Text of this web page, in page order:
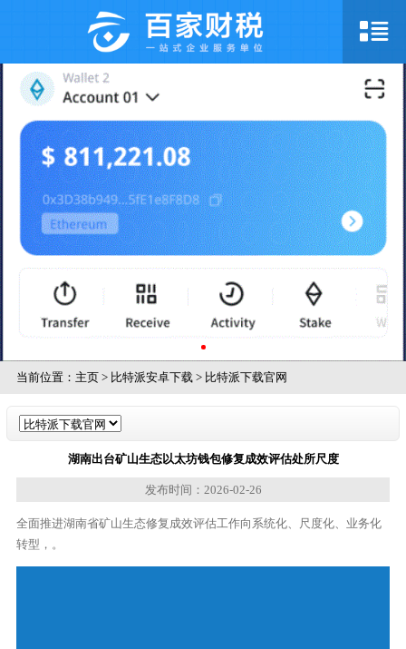
当前位置： 主页> 比特派安卓下载 > 比特派下载官网
湖南出台矿山生态以太坊钱包修复成效评估处所尺度
发布时间：2026-02-26
全面推进湖南省矿山生态修复成效评估工作向系统化、尺度化、业务化
转型，。